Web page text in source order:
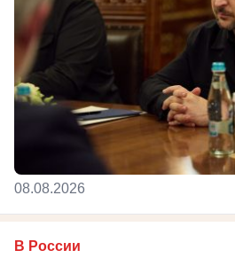
08.08.2026
В России